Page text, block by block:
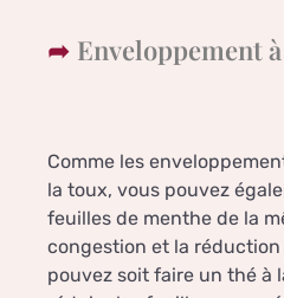
Enveloppement
Comme les
la toux, vous pouvez
feuilles de menthe de la
congestion et la réduction
pouvez soit faire un thé à